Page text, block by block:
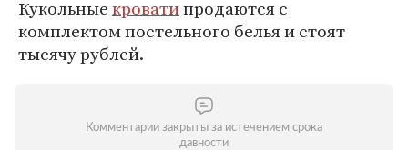
Кукольныекроватипродаются с
комплектом постельного белья и стоят
тысячу рублей.
Комментарии закрыты за истечением срока
давности